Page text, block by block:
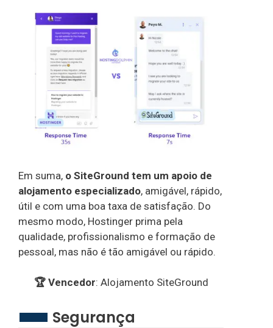
Em suma, o SiteGround tem um apoio de
alojamento especializado, amigável, rápido,
útil e com uma boa taxa de satisfação. Do
mesmo modo, Hostinger prima pela
qualidade, profissionalismo e formação de
pessoal, mas não é tão amigável ou rápido.
🏆 Vencedor: Alojamento SiteGround
Segurança